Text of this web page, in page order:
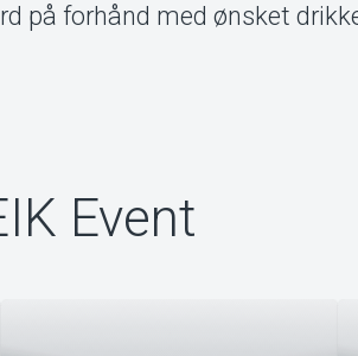
på forhånd med ønsket
Event